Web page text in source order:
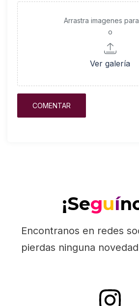
Arrastra imagenes
o
Ver galería
¡Seguí
Encontranos en redes
pierdas ninguna